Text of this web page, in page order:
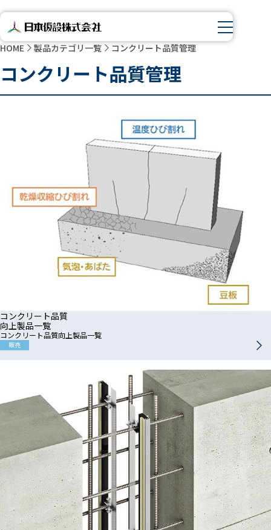
HOME 製品カテゴリ一覧 コンクリート品質管理
コンクリート品質管理
コンクリート品質
向上製品一覧
コンクリート品質向上製品一覧
販売